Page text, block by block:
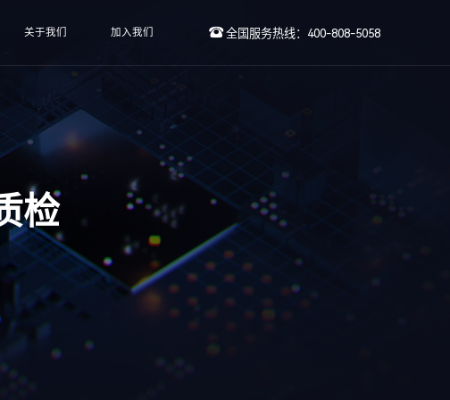
关于我们 加入我们 全国服务热线：400-808-5058
检